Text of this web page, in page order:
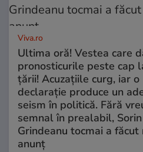
Viva.ro
Ultima oră! Vestea care
pronosticurile peste cap
țării! Acuzațiile curg, iar o
declarație produce un
seism în politică. Fără
semnal în prealabil, Sorin
Grindeanu tocmai a făcut
anunț